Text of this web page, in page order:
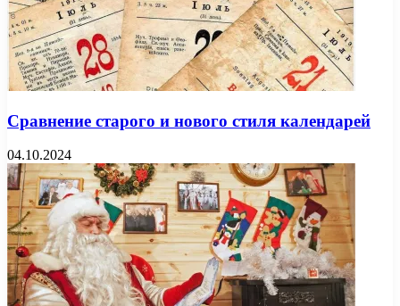
Сравнение старого и нового стиля календарей
04.10.2024